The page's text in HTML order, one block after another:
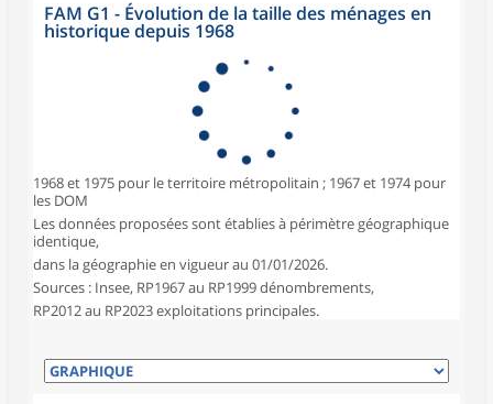
FAM G1 - Évolution de la taille des ménages en
historique depuis 1968
1968 et 1975 pour le territoire métropolitain ; 1967 et 1974 pour
les DOM
Les données proposées sont établies à périmètre géographique
identique,
dans la géographie en vigueur au 01/01/2026.
Sources : Insee, RP1967 au RP1999 dénombrements,
RP2012 au RP2023 exploitations principales.